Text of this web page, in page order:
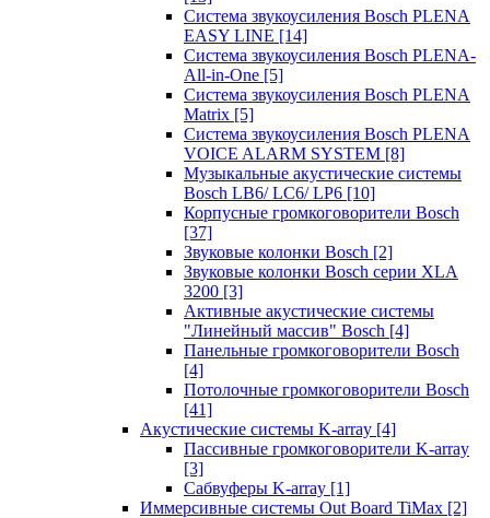
Система звукоусиления Bosch PLENA
EASY LINE [14]
Система звукоусиления Bosch PLENA-
All-in-One [5]
Система звукоусиления Bosch PLENA
Matrix [5]
Система звукоусиления Bosch PLENA
VOICE ALARM SYSTEM [8]
Музыкальные акустические системы
Bosch LB6/ LC6/ LP6 [10]
Корпусные громкоговорители Bosch
[37]
Звуковые колонки Bosch [2]
Звуковые колонки Bosch серии XLA
3200 [3]
Активные акустические системы
"Линейный массив" Bosch [4]
Панельные громкоговорители Bosch
[4]
Потолочные громкоговорители Bosch
[41]
Акустические системы K-array [4]
Пассивные громкоговорители K-array
[3]
Сабвуферы K-array [1]
Иммерсивные системы Out Board TiMax [2]